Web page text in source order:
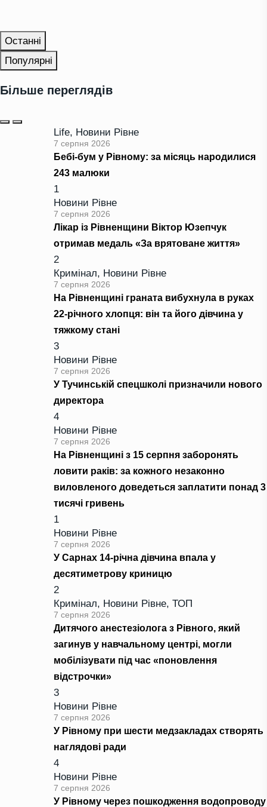
Останні
Популярні
Більше переглядів
Life, Новини Рівне
7 серпня 2026
Бебі-бум у Рівному: за місяць народилися
243 малюки
1
Новини Рівне
7 серпня 2026
Лікар із Рівненщини Віктор Юзепчук
отримав медаль «За врятоване життя»
2
Кримінал, Новини Рівне
7 серпня 2026
На Рівненщині граната вибухнула в руках
22-річного хлопця: він та його дівчина у
тяжкому стані
3
Новини Рівне
7 серпня 2026
У Тучинській спецшколі призначили нового
директора
4
Новини Рівне
7 серпня 2026
На Рівненщині з 15 серпня заборонять
ловити раків: за кожного незаконно
виловленого доведеться заплатити понад 3
тисячі гривень
1
Новини Рівне
7 серпня 2026
У Сарнах 14-річна дівчина впала у
десятиметрову криницю
2
Кримінал, Новини Рівне, ТОП
7 серпня 2026
Дитячого анестезіолога з Рівного, який
загинув у навчальному центрі, могли
мобілізувати під час «поновлення
відстрочки»
3
Новини Рівне
7 серпня 2026
У Рівному при шести медзакладах створять
наглядові ради
4
Новини Рівне
7 серпня 2026
У Рівному через пошкодження водопроводу